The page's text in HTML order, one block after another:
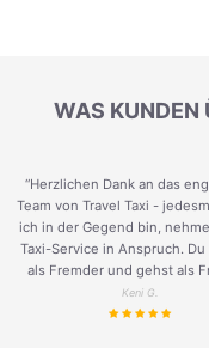
WAS KUNDEN
“Herzlichen Dank an das
Team von Travel Taxi -
ich in der Gegend bin,
Taxi-Service in Anspruch.
als Fremder und gehst als
Keni G.